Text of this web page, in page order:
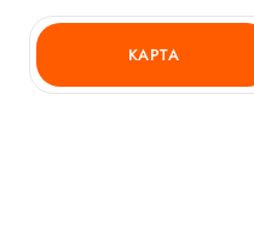
КАРТА